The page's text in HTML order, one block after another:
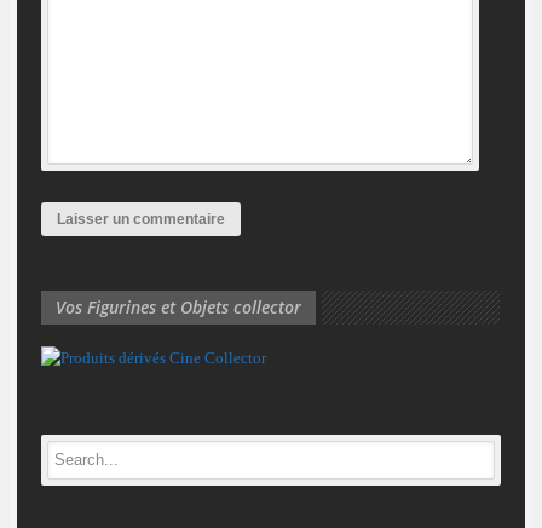
Vos Figurines et Objets collector